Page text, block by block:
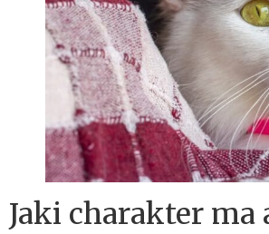
Jaki charakter ma